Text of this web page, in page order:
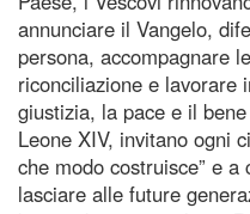
annunciare il Vangelo,
persona, accompagnare
riconciliazione e lavorare
giustizia, la pace e il
Leone XIV, invitano ogni
che modo costruisce” e
lasciare alle future